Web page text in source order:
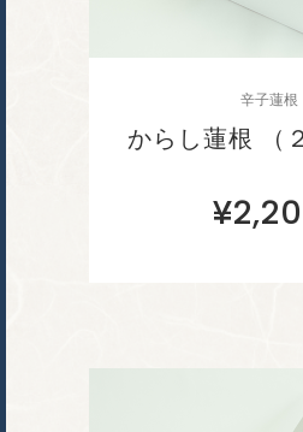
辛子蓮根
からし蓮根 （
¥